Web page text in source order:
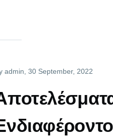
admin , 30 September, 2022